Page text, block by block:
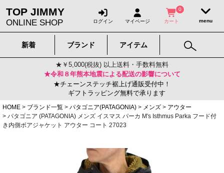
TOP JIMMY
ONLINE SHOP ログイン マイページ
0
カート
新着 ブランド アイテム
★￥5,000(税抜) 以上送料・手数料無料
★令和８年熊本地震による配送の影響について
★チェーンステッチ裾上げ通販受付中！
ギフトラッピング無料で承ります
HOME
ブランド一覧 パタゴニア(PATAGONIA) メンズ
アウター
パタゴニア (PATAGONIA) メンズ イスマス パーカ M's Isthmus Parka フード付
き内側ボアジャケット アウター コート 27023